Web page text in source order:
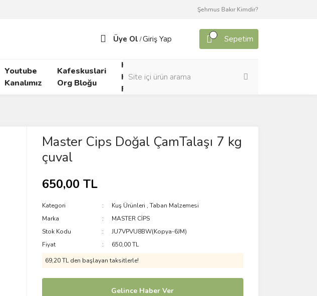
Şehmus Bakır Kimdir?
Üye Ol /Giriş Yap Sepetim
Youtube
Kanalımız
Kafeskuslari
Org Bloğu
Kafes
Kuşları
Forumu
Yem
Master Cips Doğal ÇamTalaşı 7 kg
çuval
650,00 TL
Kategori Kuş Ürünleri ,Taban Malzemesi
Marka
MASTER CİPS
Stok Kodu
JU7VPVU8BW(Kopya-6JM)
Fiyat
650,00 TL
69,20 TL den başlayan taksitlerle!
Gelince Haber Ver